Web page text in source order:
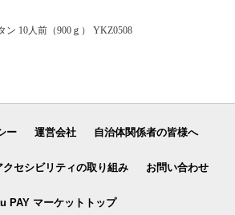
ン 10人前（900ｇ） YKZ0508
ー 運営会社 自治体関係者の皆様へ
クセシビリティの取り組み お問い合わせ
PAY マーケットトップ